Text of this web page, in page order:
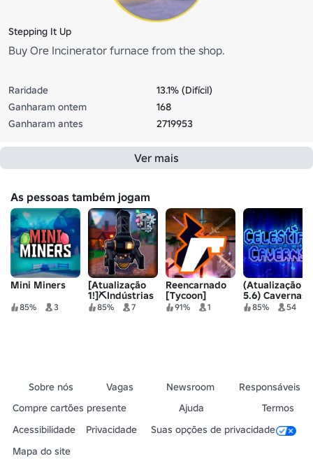
Stepping It Up
Buy Ore Incinerator furnace from the shop.
Raridade
13.1% (Difícil)
Ganharam ontem
168
Ganharam antes
2719953
Ver mais
As pessoas também jogam
Mini Miners
85% 3
[Atualização
1!]⛏️Indústrias
Tectônicas
85% 7
Reencarnado
[Tycoon]
91% 1
(Atualização
5.6) Cavernas
Celestiais
85% 54
Sobre nós Vagas Newsroom
Responsáveis
Compre cartões presente
Ajuda
Termos
Acessibilidade
Privacidade
Suas opções de privacidade
Mapa do site